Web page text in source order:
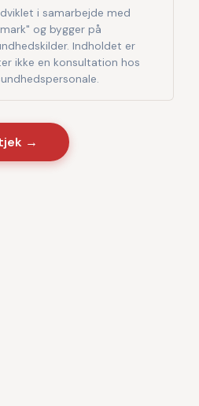
i samarbejde med
og bygger på
Indholdet er
ikke en konsultation hos
→